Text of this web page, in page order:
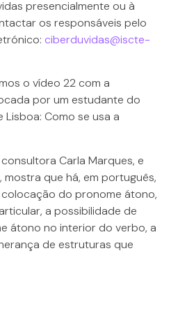
presencialmente ou à
os responsáveis pelo
ciberduvidas@iscte-
o vídeo 22 com a
por um estudante do
Como se usa a
Carla Marques, e
, mostra que há, em português,
do pronome átono,
a possibilidade de
átono no interior do verbo, a
de estruturas que